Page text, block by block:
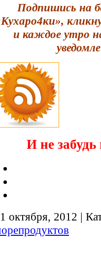
Подпишись на
и каждое утро
И не забудь
октября, 2012 |